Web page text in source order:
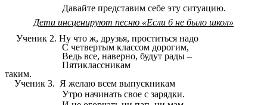
Давайте представим себе эту ситуацию.
Дети инсценируют песню «Если б не было школ»
Ученик 2. Ну что ж, друзья, проститься надо
С четвертым классом дорогим,
Ведь все, наверно, будут рады –
Пятиклассникам
таким.
Ученик 3. Я желаю всем выпускникам
Утро начинать свое с зарядки.